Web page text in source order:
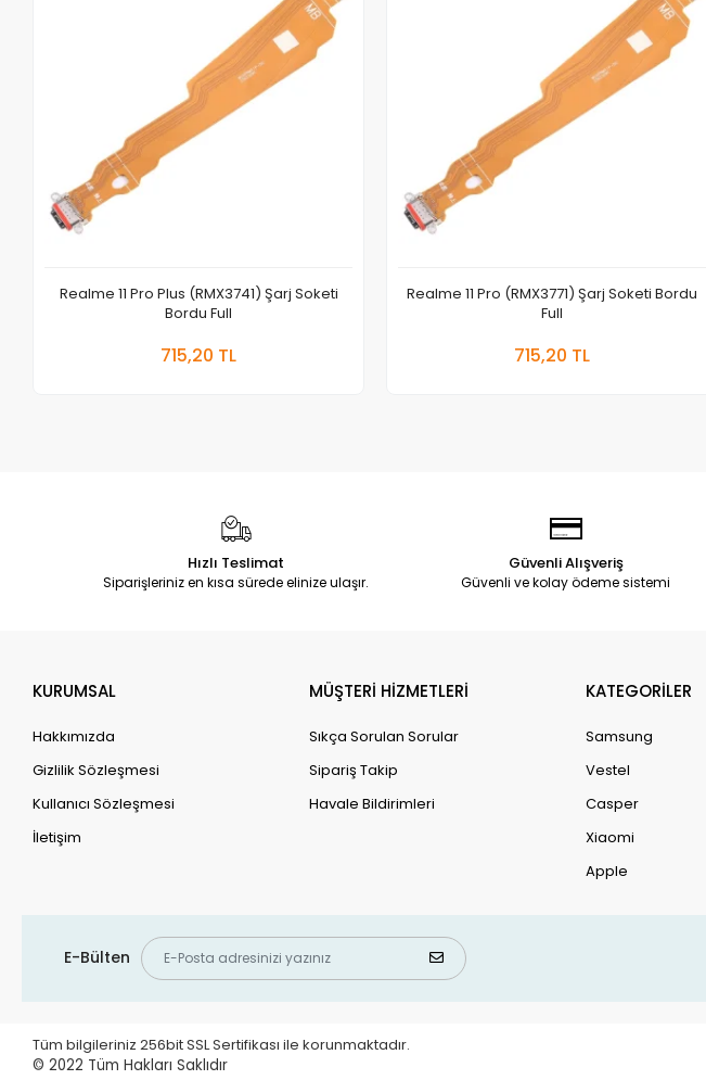
Realme 11 Pro Plus (RMX3741) Şarj Soketi
Bordu Full
715,20 TL
Realme 11 Pro (RMX3771) Şarj Soketi Bordu
Full
715,20 TL
Hızlı Teslimat
Siparişleriniz en kısa sürede elinize ulaşır.
Güvenli Alışveriş
Güvenli ve kolay ödeme sistemi
KURUMSAL
Hakkımızda
Gizlilik Sözleşmesi
Kullanıcı Sözleşmesi
İletişim
MÜŞTERİ HİZMETLERİ
Sıkça Sorulan Sorular
Sipariş Takip
Havale Bildirimleri
KATEGORİLER
Samsung
Vestel
Casper
Xiaomi
Apple
E-Bülten
Tüm bilgileriniz 256bit SSL Sertifikası ile korunmaktadır.
© 2022 Tüm Hakları Saklıdır